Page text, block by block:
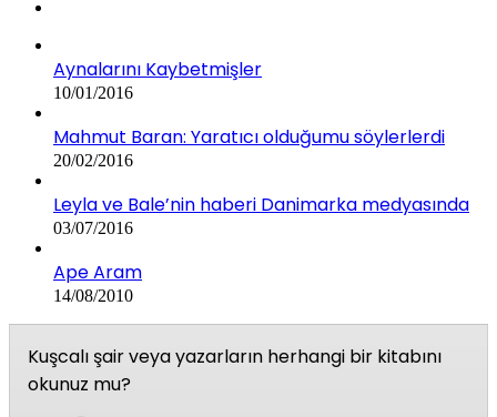
Aynalarını Kaybetmişler
10/01/2016
Mahmut Baran: Yaratıcı olduğumu söylerlerdi
20/02/2016
Leyla ve Bale’nin haberi Danimarka medyasında
03/07/2016
Ape Aram
14/08/2010
Kuşcalı şair veya yazarların herhangi bir kitabını
okunuz mu?